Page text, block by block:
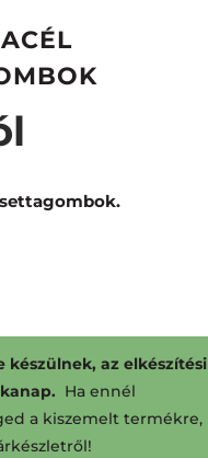
készülnek, az elkészítési
Ha ennél
a kiszemelt termékre,